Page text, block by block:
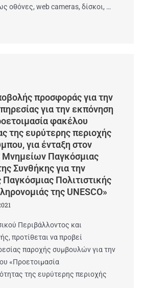
οθόνες, web cameras, δίσκοι, …
προσφοράς για την
για την εκπόνηση
φακέλου
της ευρύτερης περιοχής
για ένταξη στον
Παγκόσμιας
Συνθήκης για την
Παγκόσμιας Πολιτιστικής
της UNESCO»
Περιβάλλοντος και
προτίθεται να προβεί
παροχής συμβουλών για την
«Προετοιμασία
της ευρύτερης περιοχής